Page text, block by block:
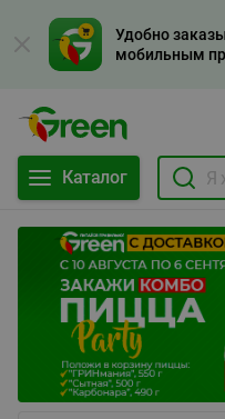
Удобно
мобильным
Каталог